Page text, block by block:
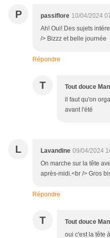
P passiflore 10/04/2024
Ah! Oui! Des sujets
/> Bizzz et belle journée
Répondre
T Tout douce
il faut qu'on
avant l'été
L Lavandine 09/04/2024
On marche sur la tête
après-midi.<br /> Gros
Répondre
T Tout douce
oui c'est la tête